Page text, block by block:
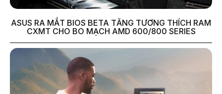
ASUS RA MẮT BIOS BETA TĂNG TƯƠNG THÍCH RAM
CXMT CHO BO MẠCH AMD 600/800 SERIES